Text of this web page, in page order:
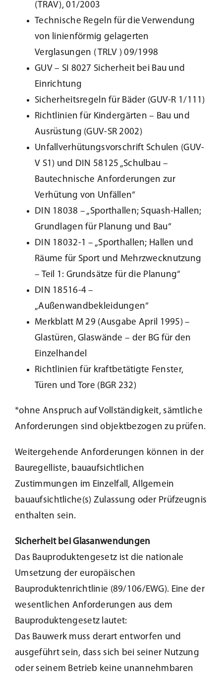
(TRAV), 01/2003
Technische Regeln für die Verwendung
von linienförmig gelagerten
Verglasungen ( TRLV ) 09/1998
GUV – SI 8027 Sicherheit bei Bau und
Einrichtung
Sicherheitsregeln für Bäder (GUV-R 1/111)
Richtlinien für Kindergärten – Bau und
Ausrüstung (GUV-SR 2002)
Unfallverhütungsvorschrift Schulen (GUV-
V S1) und DIN 58125 „Schulbau –
Bautechnische Anforderungen zur
Verhütung von Unfällen“
DIN 18038 – „Sporthallen; Squash-Hallen;
Grundlagen für Planung und Bau“
DIN 18032-1 – „Sporthallen; Hallen und
Räume für Sport und Mehrzwecknutzung
– Teil 1: Grundsätze für die Planung“
DIN 18516-4 –
„Außenwandbekleidungen“
Merkblatt M 29 (Ausgabe April 1995) –
Glastüren, Glaswände – der BG für den
Einzelhandel
Richtlinien für kraftbetätigte Fenster,
Türen und Tore (BGR 232)
*ohne Anspruch auf Vollständigkeit, sämtliche
Anforderungen sind objektbezogen zu prüfen.
Weitergehende Anforderungen können in der
Bauregelliste, bauaufsichtlichen
Zustimmungen im Einzelfall, Allgemein
bauaufsichtliche(s) Zulassung oder Prüfzeugnis
enthalten sein.
Sicherheit bei Glasanwendungen
Das Bauproduktengesetz ist die nationale
Umsetzung der europäischen
Bauproduktenrichtlinie (89/106/EWG). Eine der
wesentlichen Anforderungen aus dem
Bauproduktengesetz lautet:
Das Bauwerk muss derart entworfen und
ausgeführt sein, dass sich bei seiner Nutzung
oder seinem Betrieb keine unannehmbaren